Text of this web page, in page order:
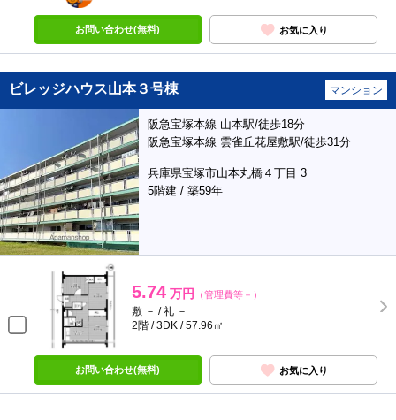
お問い合わせ(無料) お気に入り
ビレッジハウス山本３号棟 マンション
阪急宝塚本線 山本駅/徒歩18分
阪急宝塚本線 雲雀丘花屋敷駅/徒歩31分
兵庫県宝塚市山本丸橋４丁目 3
5階建 / 築59年
5.74 万円 （管理費等－）
敷 － / 礼 －
2階 / 3DK / 57.96㎡
お問い合わせ(無料) お気に入り